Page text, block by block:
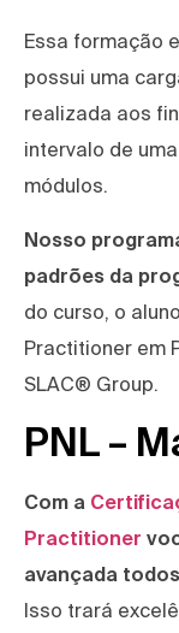
Essa formação
possui uma
realizada aos
intervalo de
módulos.
Nosso
padrões da
do curso, o
Practitioner em
SLAC® Group.
PNL –
Com a
Practitioner
avançada
Isso trará